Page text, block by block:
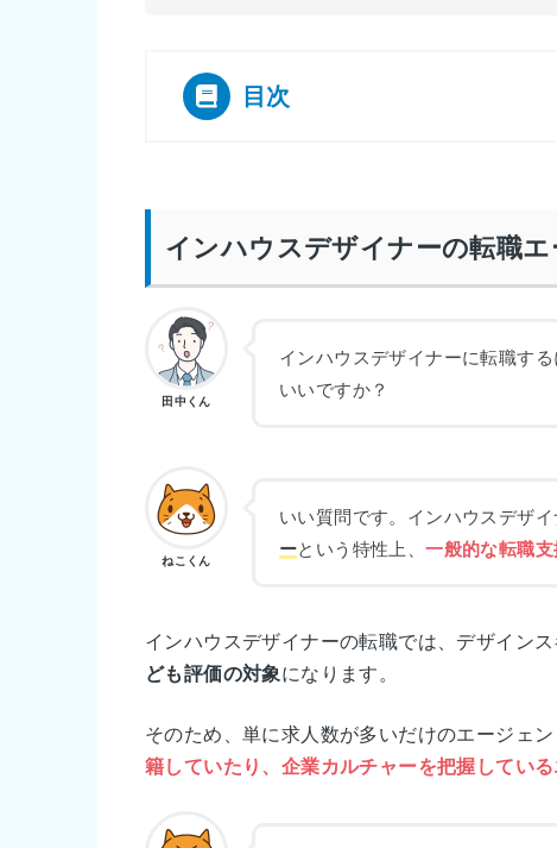
目次
インハウスデザイナーの転職
田中くん
インハウスデザイナーに転職す
いいですか？
ねこくん
いい質問です。インハウスデザ
ーという特性上、一般的な転職
インハウスデザイナーの転職では、デザインス
ども評価の対象になります。
そのため、単に求人数が多いだけのエージェン
籍していたり、企業カルチャーを把握してい